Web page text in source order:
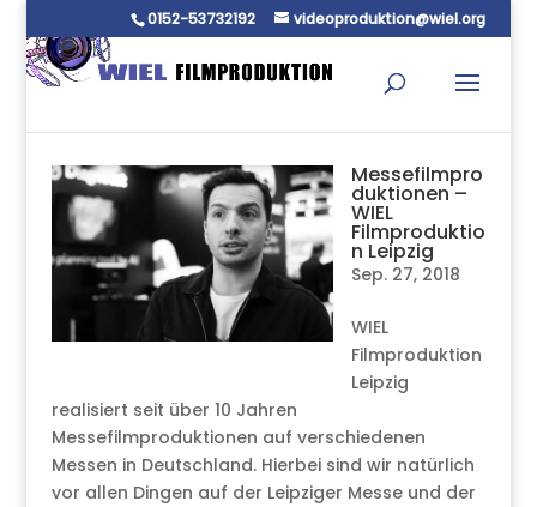
0152-53732192 videoproduktion@wiel.org
Messefilmpro
duktionen –
WIEL
Filmproduktio
n Leipzig
Sep. 27, 2018
WIEL
Filmproduktion
Leipzig
realisiert seit über 10 Jahren
Messefilmproduktionen auf verschiedenen
Messen in Deutschland. Hierbei sind wir natürlich
vor allen Dingen auf der Leipziger Messe und der